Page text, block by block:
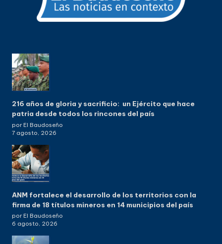
216 años de gloria y sacrificio: un Ejército que hace
patria desde todos los rincones del país
por El Baudoseño
7 agosto, 2026
ANM fortalece el desarrollo de los territorios con la
firma de 18 títulos mineros en 14 municipios del país
por El Baudoseño
6 agosto, 2026